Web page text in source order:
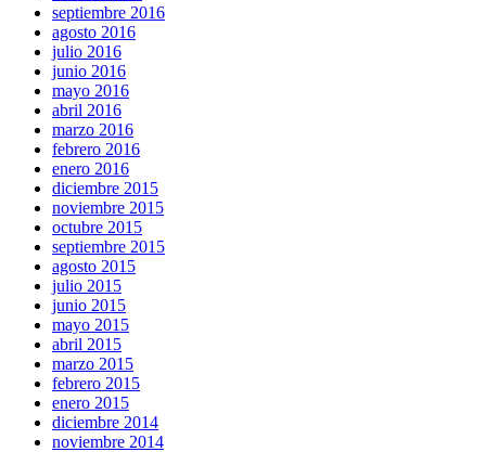
septiembre 2016
agosto 2016
julio 2016
junio 2016
mayo 2016
abril 2016
marzo 2016
febrero 2016
enero 2016
diciembre 2015
noviembre 2015
octubre 2015
septiembre 2015
agosto 2015
julio 2015
junio 2015
mayo 2015
abril 2015
marzo 2015
febrero 2015
enero 2015
diciembre 2014
noviembre 2014